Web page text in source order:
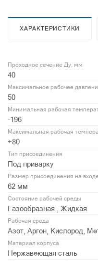
ХАРАКТЕРИСТИКИ
Проходное сечение Ду, мм
40
Максимальное рабочее
50
Минимальная рабочая
-196
Максимальная рабочая
+80
Тип присоединения
Под приварку
Размер присоединения на входе
62 мм
Состояние рабочей среды
Газообразная , Жидкая
Рабочая среда
Азот, Аргон, Кислород,
Материал корпуса
Нержавеющая сталь